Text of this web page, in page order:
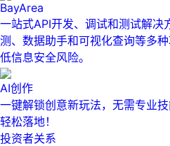
BayArea
一站式API开发、调试和测试解决
测、数据助手和可视化查询等多
低信息安全风险。
AI创作
一键解锁创意新玩法，无需专业
轻松落地！
投资者关系